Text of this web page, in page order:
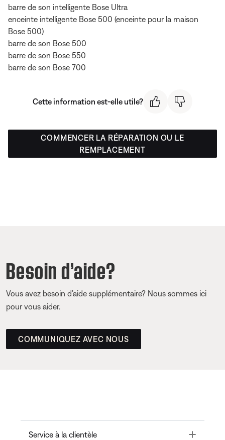
barre de son intelligente Bose Ultra
enceinte intelligente Bose 500 (enceinte pour la maison
Bose 500)
barre de son Bose 500
barre de son Bose 550
barre de son Bose 700
Cette information est-elle utile?
COMMENCER LA RÉPARATION OU LE
REMPLACEMENT
Besoin d’aide?
Vous avez besoin d’aide supplémentaire? Nous sommes ici
pour vous aider.
COMMUNIQUEZ AVEC NOUS
Service à la clientèle Toggle